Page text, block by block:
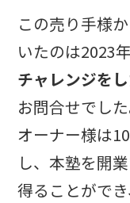
この売り手様
いたのは2023
チャレンジを
お問合せでした
オーナー様は
し、本塾を開
得ることがで